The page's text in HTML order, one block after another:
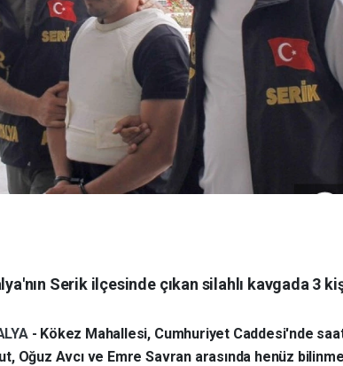
Serik ilçesinde çıkan silahlı kavgada 3
- Kökez Mahallesi, Cumhuriyet Caddesi'nde
Oğuz Avcı ve Emre Savran arasında henüz